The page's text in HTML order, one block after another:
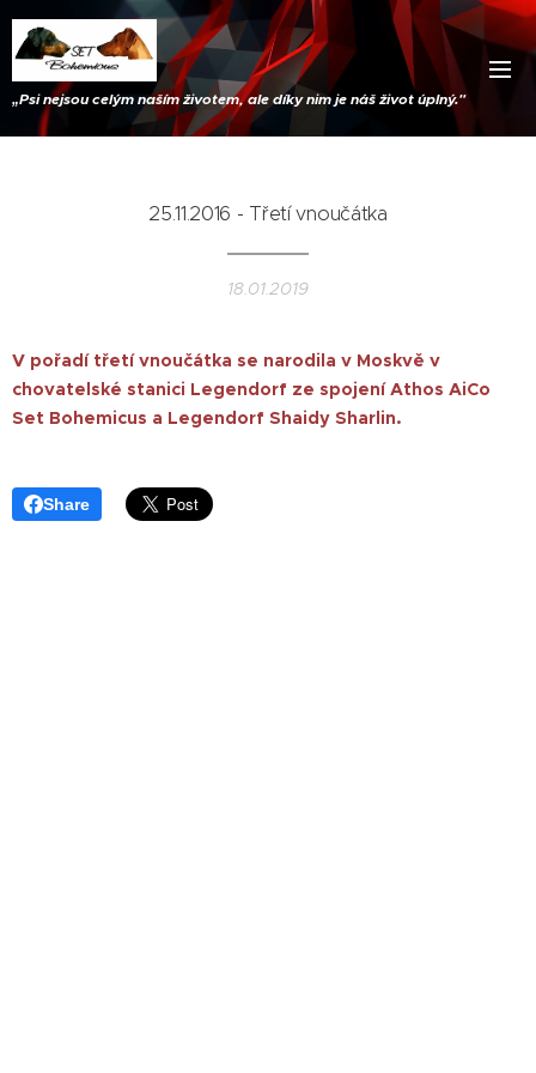
„Psi nejsou celým naším životem, ale díky nim je náš život úplný."
25.11.2016 - Třetí vnoučátka
18.01.2019
V pořadí třetí vnoučátka se narodila v Moskvě v
chovatelské stanici Legendorf ze spojení Athos AiCo
Set Bohemicus a Legendorf Shaidy Sharlin.
Share